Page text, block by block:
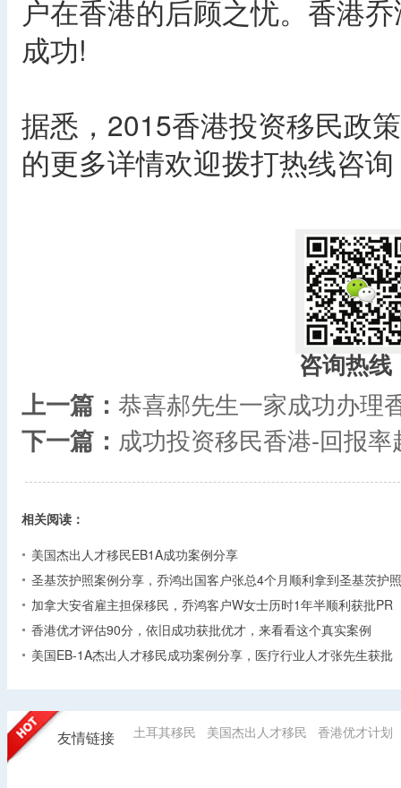
户在香港的后顾之忧。香港
成功!
据悉，2015香港投资移民政
的更多详情欢迎拨打热线咨
咨询热线
上一篇： 恭喜郝先生一家成功办理
下一篇： 成功投资移民香港-回报
相关阅读：
美国杰出人才移民EB1A成功案例分享
圣基茨护照案例分享，乔鸿出国客户张总4个月顺利拿到圣基茨护照
加拿大安省雇主担保移民，乔鸿客户W女士历时1年半顺利获批PR
香港优才评估90分，依旧成功获批优才，来看看这个真实案例
美国EB-1A杰出人才移民成功案例分享，医疗行业人才张先生获批
友情链接 土耳其移民 美国杰出人才移民 香港优才计划